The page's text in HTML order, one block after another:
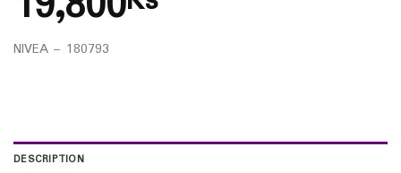
NIVEA – 180793
DESCRIPTION